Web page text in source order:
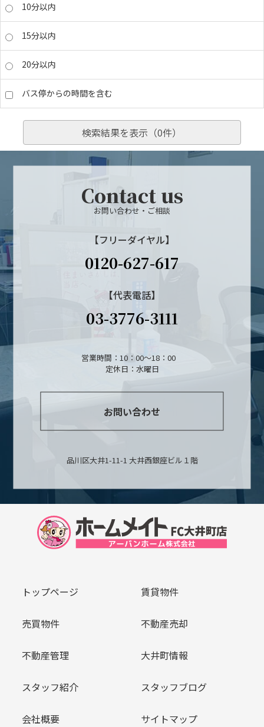
10分以内
15分以内
20分以内
バス停からの時間を含む
検索結果を表示（0件）
Contact us
お問い合わせ・ご相談
【フリーダイヤル】
0120-627-617
【代表電話】
03-3776-3111
営業時間：10：00～18：00
定休日：水曜日
お問い合わせ
品川区大井1-11-1 大井西銀座ビル１階
トップページ 賃貸物件
売買物件 不動産売却
不動産管理 大井町情報
スタッフ紹介 スタッフブログ
会社概要 サイトマップ